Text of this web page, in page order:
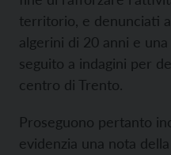
territorio, e denunciati
algerini di 20 anni e
seguito a indagini per
centro di Trento.
Proseguono pertanto
evidenzia una nota